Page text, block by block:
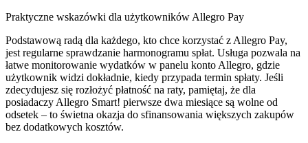
Praktyczne wskazówki dla użytkowników Allegro Pay
Podstawową radą dla każdego, kto chce korzystać z Allegro Pay,
jest regularne sprawdzanie harmonogramu spłat. Usługa pozwala na
łatwe monitorowanie wydatków w panelu konto Allegro, gdzie
użytkownik widzi dokładnie, kiedy przypada termin spłaty. Jeśli
zdecydujesz się rozłożyć płatność na raty, pamiętaj, że dla
posiadaczy Allegro Smart! pierwsze dwa miesiące są wolne od
odsetek – to świetna okazja do sfinansowania większych zakupów
bez dodatkowych kosztów.